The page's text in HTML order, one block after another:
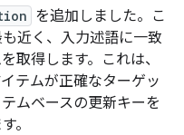
を追加しました。こ
近く、入力述語に一致
取得します。これは、
テムが正確なターゲッ
ムベースの更新キーを
。